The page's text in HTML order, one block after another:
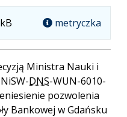
metryczka
Ministra Nauki i
DNS-WUN-6010-
pozwolenia
Bankowej w Gdańsku